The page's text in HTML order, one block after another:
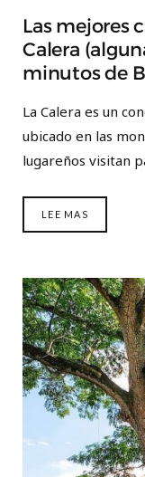
Las mejores
Calera
minutos de
La Calera es un
ubicado en las
lugareños visitan
LEE MAS